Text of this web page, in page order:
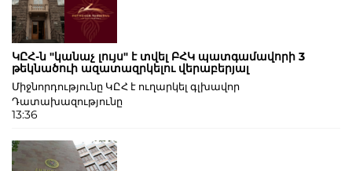
ԿԸՀ-ն "կանաչ լույս" է տվել ԲՀԿ պատգամավորի 3
թեկնածուի ազատազրկելու վերաբերյալ
Միջնորդությունը ԿԸՀ է ուղարկել գլխավոր
Դատախազությունը
13:36